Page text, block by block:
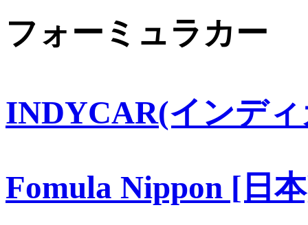
フォーミュラカー
INDYCAR(インデ
Fomula Nippon [日